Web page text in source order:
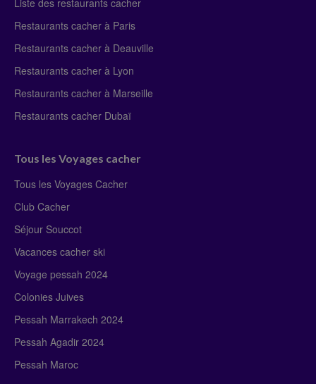
Liste des restaurants cacher
Restaurants cacher à Paris
Restaurants cacher à Deauville
Restaurants cacher à Lyon
Restaurants cacher à Marseille
Restaurants cacher Dubaï
Tous les Voyages cacher
Tous les Voyages Cacher
Club Cacher
Séjour Souccot
Vacances cacher ski
Voyage pessah 2024
Colonies Juives
Pessah Marrakech 2024
Pessah Agadir 2024
Pessah Maroc